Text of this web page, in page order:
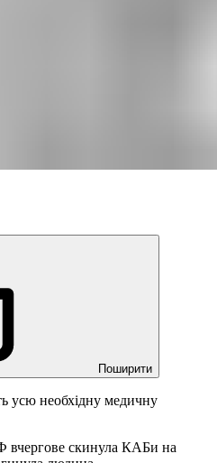
Поширити
усю необхідну медичну
вчергове скинула КАБи на